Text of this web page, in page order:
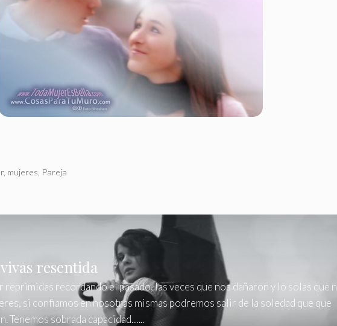
, mujeres Pareja
resentida
reprimidas recordando el pasado, las veces que nos dañaron y lo solas que
si confiamos en nosotras mismas podremos salir de la soledad que que
Tenemos sobrada capacidad…...